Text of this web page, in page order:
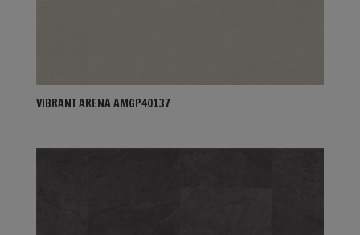
VIBRANT ARENA AMGP40137